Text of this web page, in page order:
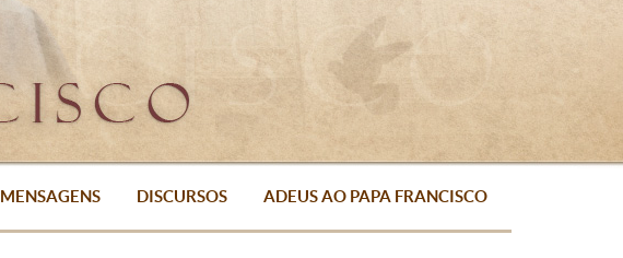
MENSAGENS DISCURSOS ADEUS AO PAPA FRANCISCO